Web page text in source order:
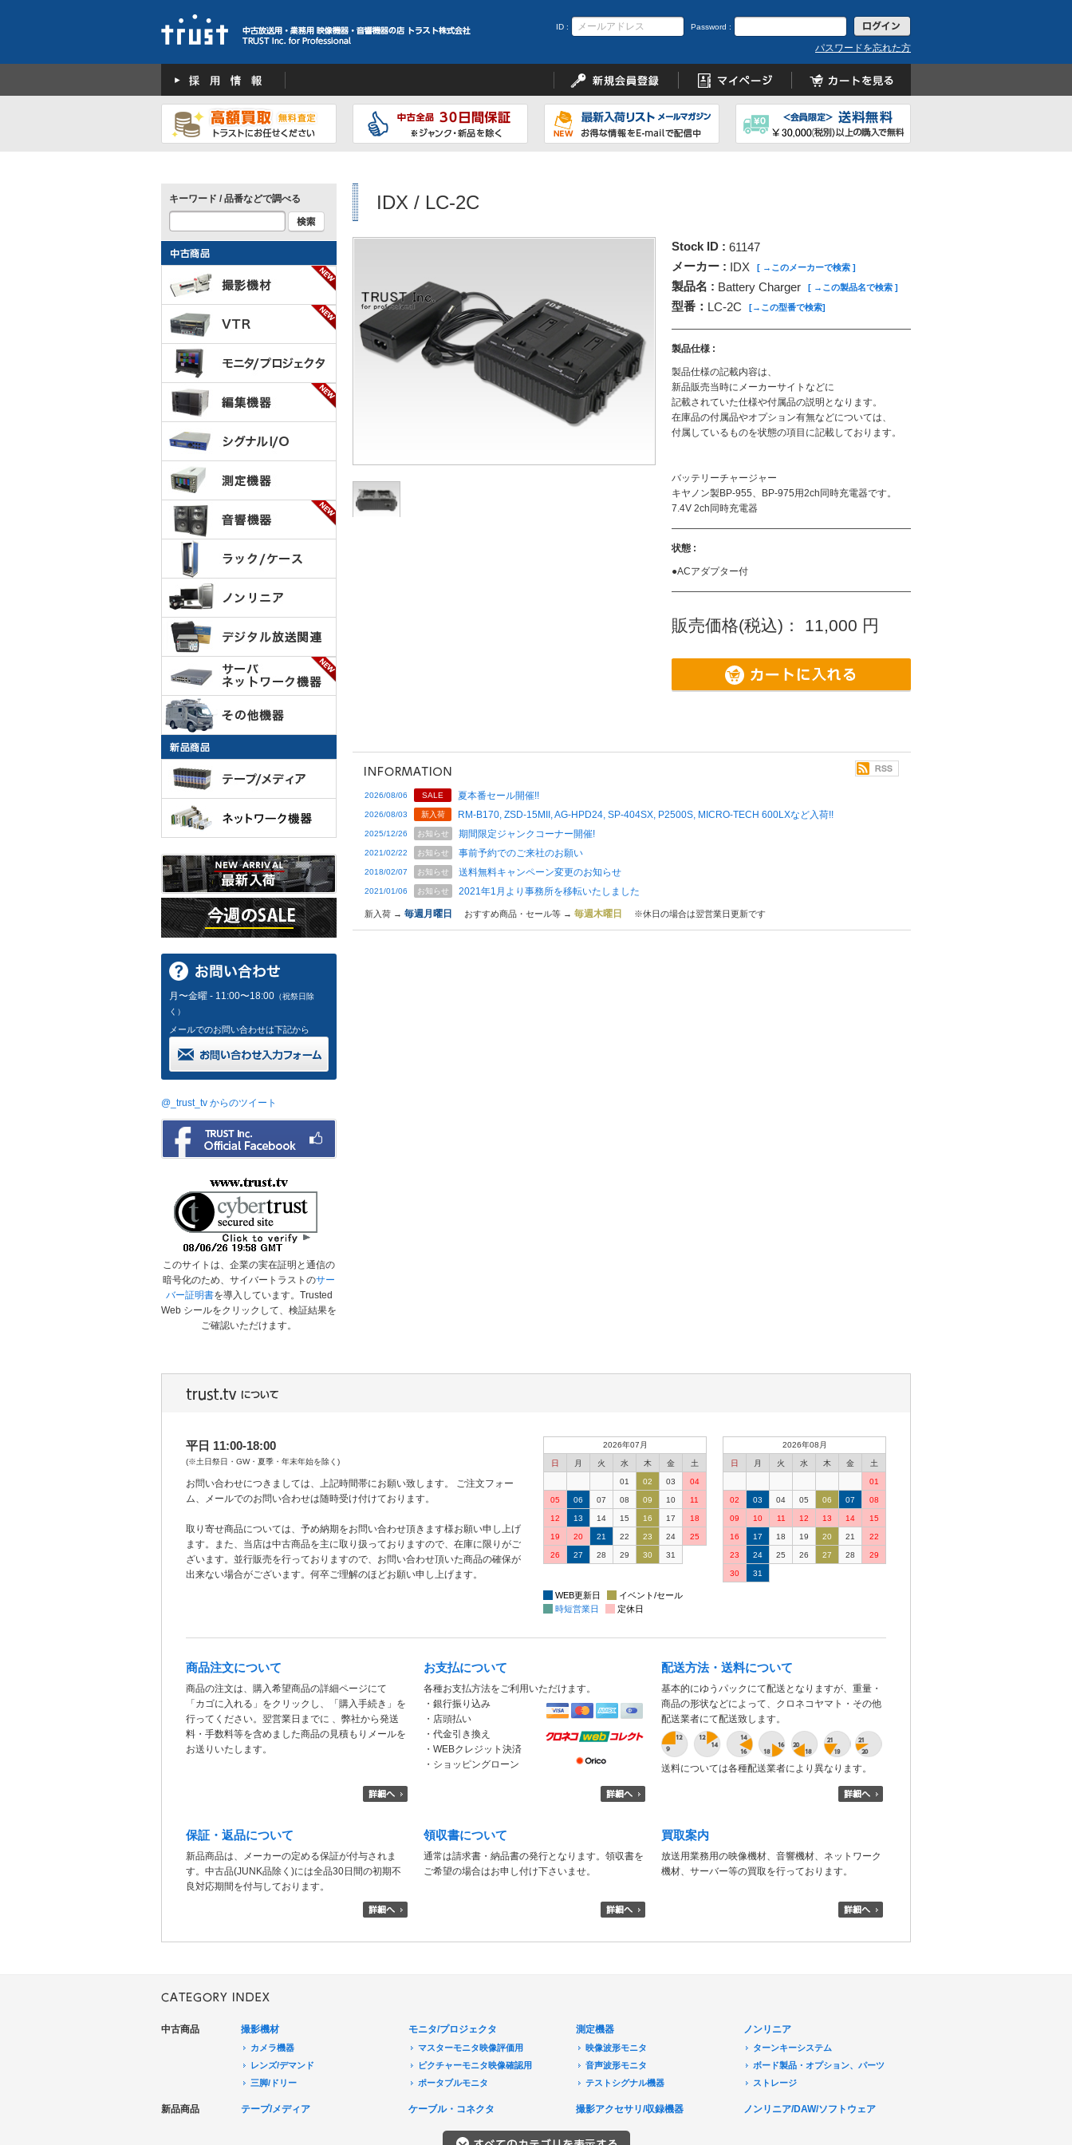
ID : Password :
パスワードを忘れた方
IDX / LC-2C
Stock ID : 61147
メーカー : IDX [ →このメーカーで検索 ]
製品名 : Battery Charger [ →この製品名で検索 ]
型番： LC-2C [→この型番で検索]
製品仕様 :
製品仕様の記載内容は、
新品販売当時にメーカーサイトなどに
記載されていた仕様や付属品の説明となります。
在庫品の付属品やオプション有無などについては、
付属しているものを状態の項目に記載しております。
バッテリーチャージャー
キヤノン製BP-955、BP-975用2ch同時充電器です。
7.4V 2ch同時充電器
状態 :
●ACアダプター付
販売価格(税込)： 11,000 円
2026/08/06 SALE 夏本番セール開催!!
2026/08/03 新入荷 RM-B170, ZSD-15MII, AG-HPD24, SP-404SX, P2500S, MICRO-TECH 600LXなど入荷!!
2025/12/26 お知らせ 期間限定ジャンクコーナー開催!
2021/02/22 お知らせ 事前予約でのご来社のお願い
2018/02/07 お知らせ 送料無料キャンペーン変更のお知らせ
2021/01/06 お知らせ 2021年1月より事務所を移転いたしました
新入荷 → 毎週月曜日 おすすめ商品・セール等 → 毎週木曜日 ※休日の場合は翌営業日更新です
キーワード / 品番などで調べる
月〜金曜 - 11:00〜18:00 （祝祭日除
く）
メールでのお問い合わせは下記から
@_trust_tv からのツイート
このサイトは、企業の実在証明と通信の
暗号化のため、サイバートラストのサー
バー証明書を導入しています。Trusted
Web シールをクリックして、検証結果を
ご確認いただけます。
平日 11:00-18:00
(※土日祭日・GW・夏季・年末年始を除く)
お問い合わせにつきましては、上記時間帯にお願い致します。 ご注文フォー
ム、メールでのお問い合わせは随時受け付けております。
取り寄せ商品については、予め納期をお問い合わせ頂きます様お願い申し上げ
ます。また、当店は中古商品を主に取り扱っておりますので、在庫に限りがご
ざいます。並行販売を行っておりますので、お問い合わせ頂いた商品の確保が
出来ない場合がございます。何卒ご理解のほどお願い申し上げます。
2026年07月
日 月 火 水 木 金 土
01 02 03 04
05 06 07 08 09 10 11
12 13 14 15 16 17 18
19 20 21 22 23 24 25
26 27 28 29 30 31
2026年08月
日 月 火 水 木 金 土
01
02 03 04 05 06 07 08
09 10 11 12 13 14 15
16 17 18 19 20 21 22
23 24 25 26 27 28 29
30 31
WEB更新日
イベント/セール
時短営業日
定休日
商品注文について
商品の注文は、購入希望商品の詳細ページにて
「カゴに入れる」をクリックし、「購入手続き」を
行ってください。翌営業日までに 、弊社から発送
料・手数料等を含めました商品の見積もりメールを
お送りいたします。
お支払について
各種お支払方法をご利用いただけます。
・銀行振り込み
・店頭払い
・代金引き換え
・WEBクレジット決済
・ショッピングローン
配送方法・送料について
基本的にゆうパックにて配送となりますが、重量・
商品の形状などによって、クロネコヤマト・その他
配送業者にて配送致します。
送料については各種配送業者により異なります。
保証・返品について
新品商品は、メーカーの定める保証が付与されま
す。中古品(JUNK品除く)には全品30日間の初期不
良対応期間を付与しております。
領収書について
通常は請求書・納品書の発行となります。領収書を
ご希望の場合はお申し付け下さいませ。
買取案内
放送用業務用の映像機材、音響機材、ネットワーク
機材、サーバー等の買取を行っております。
中古商品 撮影機材
カメラ機器
レンズ/デマンド
三脚/ドリー
モニタ/プロジェクタ
マスターモニタ映像評価用
ピクチャーモニタ映像確認用
ポータブルモニタ
プロジェクタ
測定機器
映像波形モニタ
音声波形モニタ
テストシグナル機器
レコーダ/プレーヤ
ノンリニア
ターンキーシステム
ボード製品・オプション、パーツ
ストレージ
新品商品 テープ/メディア ケーブル・コネクタ 撮影アクセサリ/収録機器 ノンリニア/DAW/ソフトウェア